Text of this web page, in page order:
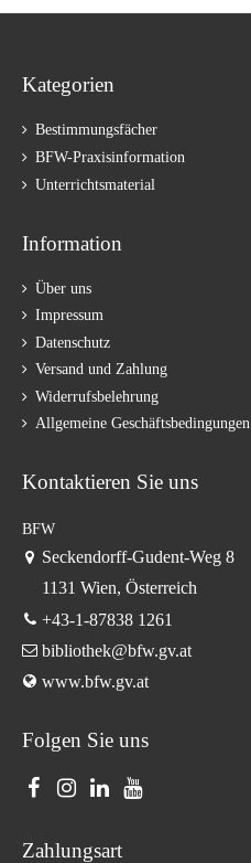
Kategorien
Bestimmungsfächer
BFW-Praxisinformation
Unterrichtsmaterial
Information
Über uns
Impressum
Datenschutz
Versand und Zahlung
Widerrufsbelehrung
Allgemeine Geschäftsbedingungen
Kontaktieren Sie uns
BFW
Seckendorff-Gudent-Weg 8
1131 Wien, Österreich
+43-1-87838 1261
bibliothek@bfw.gv.at
www.bfw.gv.at
Folgen Sie uns
Zahlungsart